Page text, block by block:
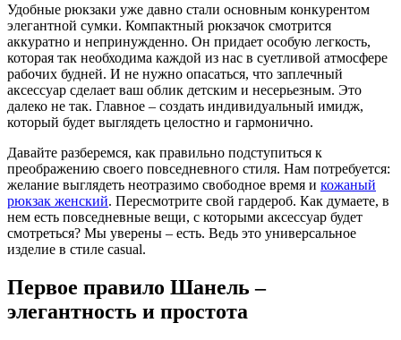
Удобные рюкзаки уже давно стали основным конкурентом
элегантной сумки. Компактный рюкзачок смотрится
аккуратно и непринужденно. Он придает особую легкость,
которая так необходима каждой из нас в суетливой атмосфере
рабочих будней. И не нужно опасаться, что заплечный
аксессуар сделает ваш облик детским и несерьезным. Это
далеко не так. Главное – создать индивидуальный имидж,
который будет выглядеть целостно и гармонично.
Давайте разберемся, как правильно подступиться к
преображению своего повседневного стиля. Нам потребуется:
желание выглядеть неотразимо свободное время и кожаный
рюкзак женский. Пересмотрите свой гардероб. Как думаете, в
нем есть повседневные вещи, с которыми аксессуар будет
смотреться? Мы уверены – есть. Ведь это универсальное
изделие в стиле casual.
Первое правило Шанель –
элегантность и простота